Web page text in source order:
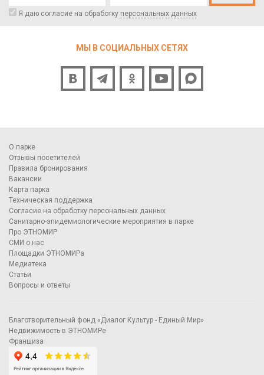
Я даю согласие на обработку персональных данных
МЫ В СОЦИАЛЬНЫХ СЕТЯХ
О парке
Отзывы посетителей
Правила бронирования
Вакансии
Карта парка
Техническая поддержка
Согласие на обработку персональных данных
Санитарно-эпидемиологические мероприятия в парке
Про ЭТНОМИР
СМИ о нас
Площадки ЭТНОМИРа
Медиатека
Статьи
Вопросы и ответы
Благотворительный фонд «Диалог Культур - Единый Мир»
Недвижимость в ЭТНОМИРе
Франшиза